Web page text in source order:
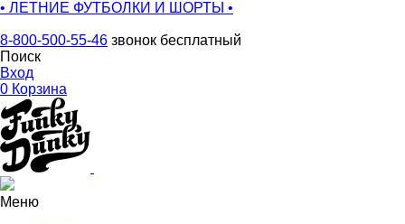
• ЛЕТНИЕ ФУТБОЛКИ И ШОРТЫ •
8-800-500-55-46 звонок бесплатный
Поиск
Вход
0 Корзина
Меню